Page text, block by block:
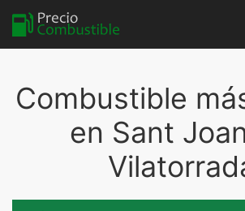
Combustible
en Sant